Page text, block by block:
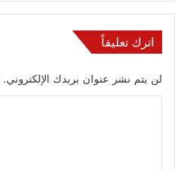
اترك تعليقاً
لن يتم نشر عنوان بريدك الإلكتروني.